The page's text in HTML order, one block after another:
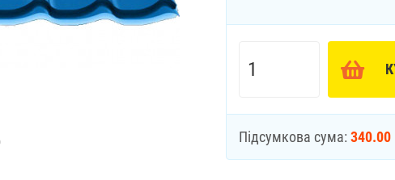
Підсумкова сума: 340.00